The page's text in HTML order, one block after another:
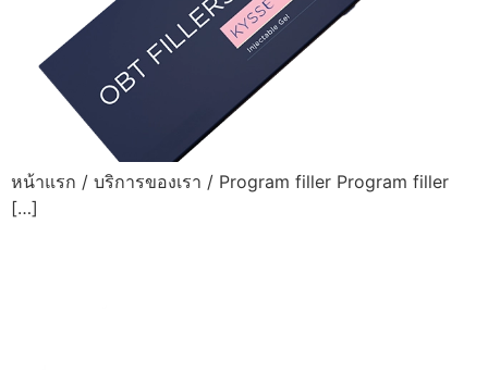
หน้าแรก / บริการของเรา / Program filler Program filler
[…]